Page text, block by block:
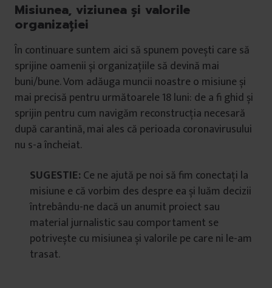
Misiunea, viziunea și valorile
organizației
În continuare suntem aici să spunem povești care să
sprijine oamenii și organizațiile să devină mai
buni/bune. Vom adăuga muncii noastre o misiune și
mai precisă pentru următoarele 18 luni: de a fi ghid și
sprijin pentru cum navigăm reconstrucția necesară
după carantină, mai ales că perioada coronavirusului
nu s-a încheiat.
SUGESTIE: Ce ne ajută pe noi să fim conectați la
misiune e că vorbim des despre ea și luăm decizii
întrebându-ne dacă un anumit proiect sau
material jurnalistic sau comportament se
potrivește cu misiunea și valorile pe care ni le-am
trasat.